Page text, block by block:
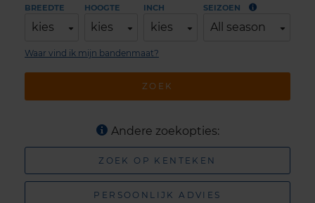
BREEDTE
kies
HOOGTE
kies
INCH
kies
SEIZOEN
All season
ZOEK
Waar vind ik mijn bandenmaat?
Andere zoekopties:
ZOEK OP KENTEKEN
PERSOONLIJK ADVIES